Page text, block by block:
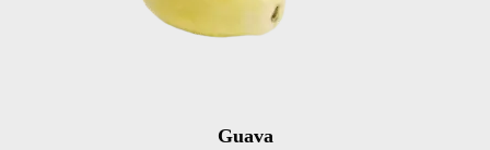
Guava